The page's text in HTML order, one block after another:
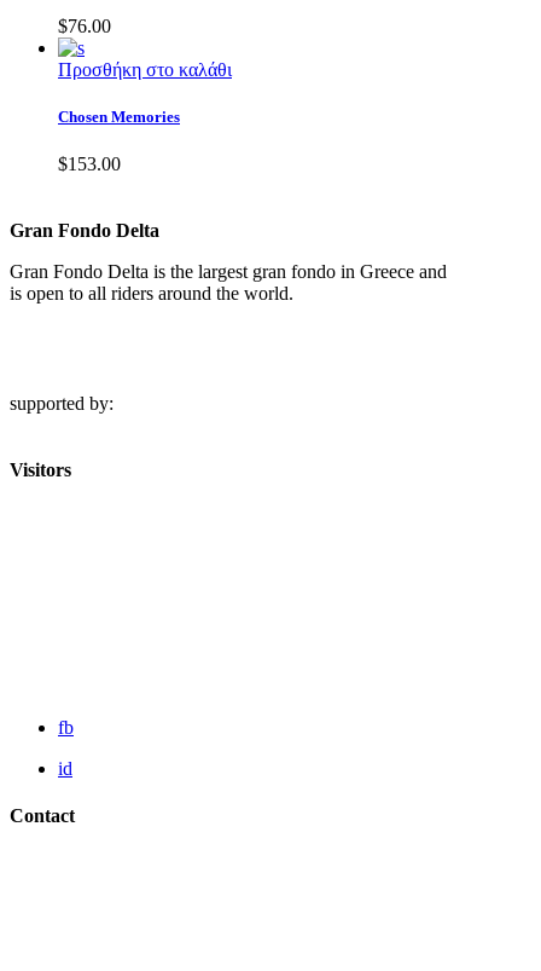
$76.00
Προσθήκη στο καλάθι
Chosen Memories
$153.00
Gran Fondo Delta
Gran Fondo Delta is the largest gran fondo in Greece and
is open to all riders around the world.
supported by:
Visitors
fb
id
Contact